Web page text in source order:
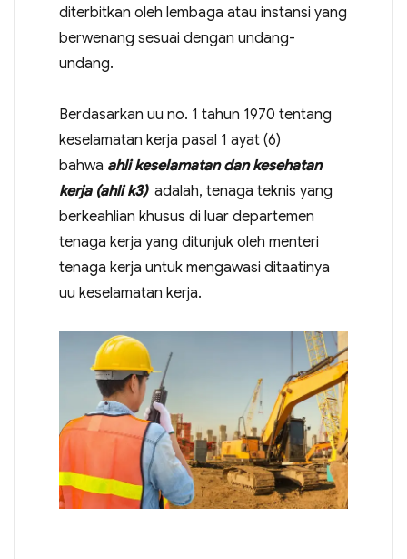
diterbitkan oleh lembaga atau instansi yang
berwenang sesuai dengan undang-
undang.
Berdasarkan uu no. 1 tahun 1970 tentang
keselamatan kerja pasal 1 ayat (6)
bahwa ahli keselamatan dan kesehatan
kerja (ahli k3)adalah, tenaga teknis yang
berkeahlian khusus di luar departemen
tenaga kerja yang ditunjuk oleh menteri
tenaga kerja untuk mengawasi ditaatinya
uu keselamatan kerja.